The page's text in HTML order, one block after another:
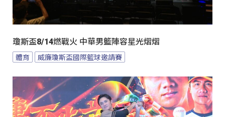
瓊斯盃8/14燃戰火 中華男籃陣容星光熠熠
體育 威廉瓊斯盃國際籃球邀請賽